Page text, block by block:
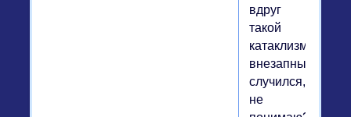
вдруг
такой
катаклизм
внезапный
случился,
не